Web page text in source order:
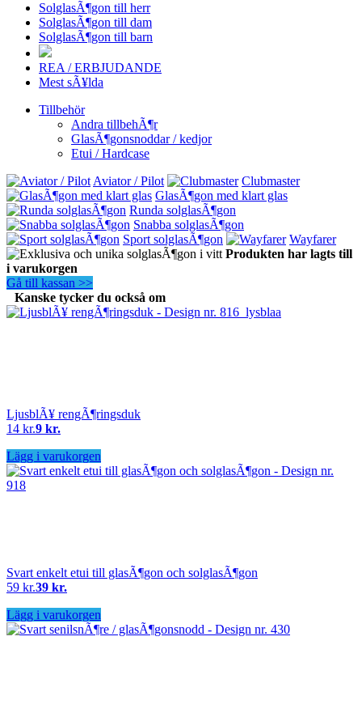
SolglasÃ¶gon till herr
SolglasÃ¶gon till dam
SolglasÃ¶gon till barn
REA / ERBJUDANDE
Mest sÃ¥lda
Tillbehör
Andra tillbehÃ¶r
GlasÃ¶gonsnoddar / kedjor
Etui / Hardcase
Aviator / Pilot
Clubmaster
GlasÃ¶gon med klart glas
Runda solglasÃ¶gon
Snabba solglasÃ¶gon
Sport solglasÃ¶gon
Wayfarer
Produkten har lagts till
i varukorgen
Gå till kassan >>
Kanske tycker du också om
LjusblÃ¥ rengÃ¶ringsduk
14 kr.9 kr.
Lägg i varukorgen
Svart enkelt etui till glasÃ¶gon och solglasÃ¶gon
59 kr.39 kr.
Lägg i varukorgen